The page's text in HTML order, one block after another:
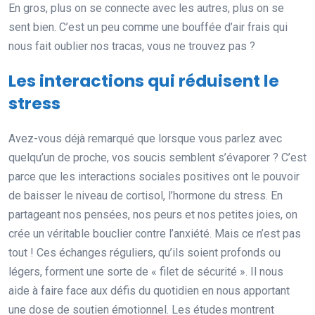
En gros, plus on se connecte avec les autres, plus on se
sent bien. C’est un peu comme une bouffée d’air frais qui
nous fait oublier nos tracas, vous ne trouvez pas ?
Les interactions qui réduisent le
stress
Avez-vous déjà remarqué que lorsque vous parlez avec
quelqu’un de proche, vos soucis semblent s’évaporer ? C’est
parce que les interactions sociales positives ont le pouvoir
de baisser le niveau de cortisol, l’hormone du stress. En
partageant nos pensées, nos peurs et nos petites joies, on
crée un véritable bouclier contre l’anxiété. Mais ce n’est pas
tout ! Ces échanges réguliers, qu’ils soient profonds ou
légers, forment une sorte de « filet de sécurité ». Il nous
aide à faire face aux défis du quotidien en nous apportant
une dose de soutien émotionnel. Les études montrent